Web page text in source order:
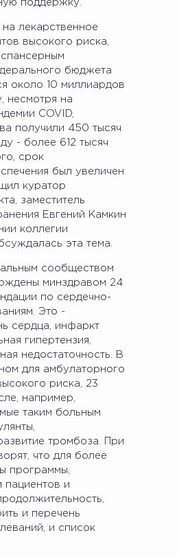
поддержку.
лекарственное
высокого риска,
бюджета
около 10 миллиардов
несмотря на
COVID,
получили 450 тысяч
- более 612 тысяч
срок
был увеличен
куратор
заместитель
Евгений Камкин
коллегии
эта тема.
сообществом
минздравом 24
по сердечно-
Это -
сердца, инфаркт
гипертензия,
недостаточность. В
для амбулаторного
риска, 23
например,
таким больным
тромбоза. При
что для более
программы,
и
и перечень
и список